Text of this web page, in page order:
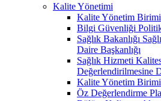
Kalite Yönetimi
Kalite Yönetim Birimi
Bilgi Güvenliği
Sağlık Bakanlığı
Daire Başkanlığı
Sağlık Hizmeti
Değerlendirilmesine
Kalite Yönetim Birimi
Öz Değerlendirme